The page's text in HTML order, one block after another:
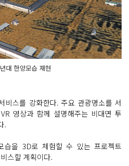
대 한양모습 재현
스를 강화한다. 주요 관광명소를 서
영상과 함께 설명해주는 비대면 투
.
습을 3D로 체험할 수 있는 프로젝트
스할 계획이다.